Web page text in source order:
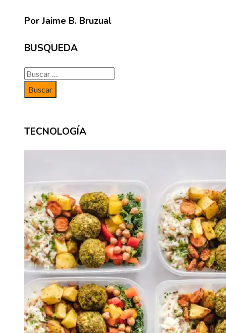
Por Jaime B. Bruzual
BUSQUEDA
Buscar:
TECNOLOGÍA